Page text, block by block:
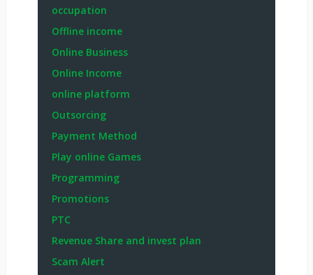
occupation
Offline income
Online Business
Online Income
online platform
Outsorcing
Payment Method
Play online Games
Programming
Promotions
PTC
Revenue Share and invest plan
Scam Alert